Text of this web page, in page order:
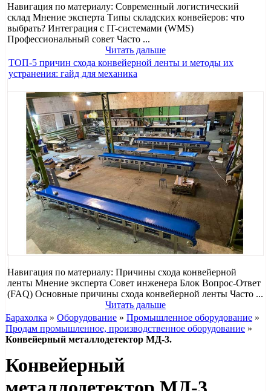
Навигация по материалу: Современный логистический
склад Мнение эксперта Типы складских конвейеров: что
выбрать? Интеграция с IT-системами (WMS)
Профессиональный совет Часто ...
Читать дальше
ТОП-5 причин схода конвейерной ленты и методы их
устранения: гайд для механика
Навигация по материалу: Причины схода конвейерной
ленты Мнение эксперта Совет инженера Блок Вопрос-Ответ
(FAQ) Основные причины схода конвейерной ленты Часто ...
Читать дальше
Барахолка » Оборудование » Промышленное оборудование »
Продам промышленное, производственное оборудование »
Конвейерный металлодетектор МД-3.
Конвейерный